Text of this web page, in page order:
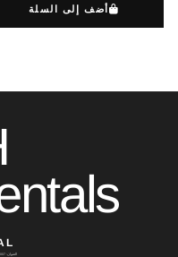
أضف إلى السلة
العنوان: Ierou Loxou 10, Kato Souli, Marathonas, 19007